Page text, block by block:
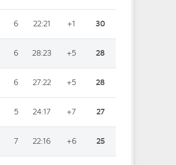
6 22:21 +1 30
6 28:23 +5 28
6 27:22 +5 28
5 24:17 +7 27
7 22:16 +6 25